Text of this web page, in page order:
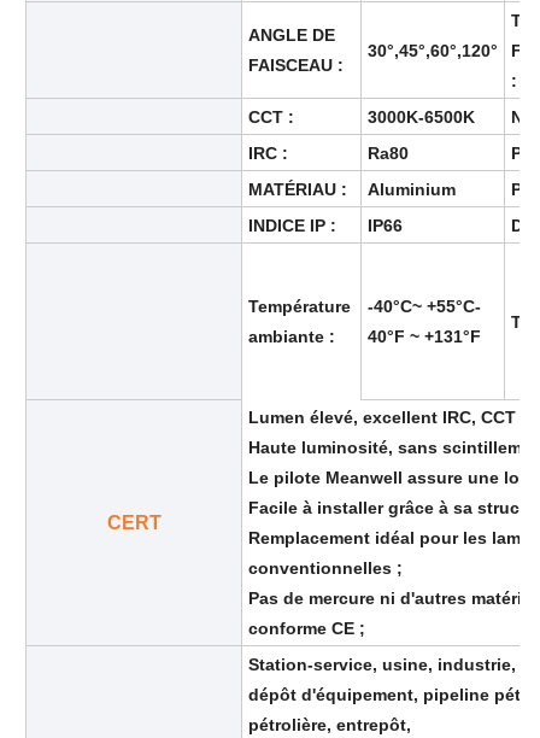
Éclairage anti-déflagrant
Lumière anti-déflagrante d'alarme
ventilateur antidéflagrant
interrupteur antidéflagrant
Glandes de câbles à l'épreuve des explosions
prise et prise anti-déflagrantes
ANGLE DE
FAISCEAU :
30°,45°,60°,120°
:
CCT :
3000K-6500K
IRC :
Ra80
MATÉRIAU :
Aluminium
INDICE IP :
IP66
Température
ambiante :
-40°C~ +55°C-
40°F ~ +131°F
CERT
Lumen élevé, excellent IRC, CCT
Haute luminosité, sans
Le pilote Meanwell assure une
Facile à installer grâce à sa
Remplacement idéal pour les
conventionnelles ;
Pas de mercure ni d'autres
conforme CE ;
Station-service, usine, industrie,
dépôt d'équipement, pipeline
pétrolière, entrepôt,